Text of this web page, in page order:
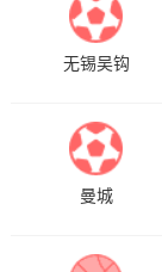
无锡吴钩
曼城